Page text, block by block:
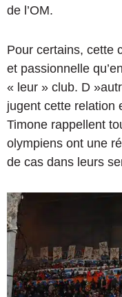
de l’OM.
Pour certains, cette
et passionnelle
« leur » club. D
jugent cette relation
Timone rappellent
olympiens ont une
de cas dans leurs